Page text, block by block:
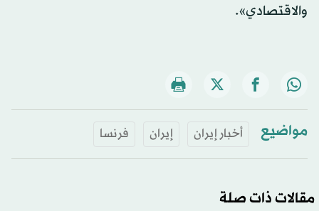
والاقتصادي».
مواضيع أخبار إيران إيران فرنسا
مقالات ذات صلة